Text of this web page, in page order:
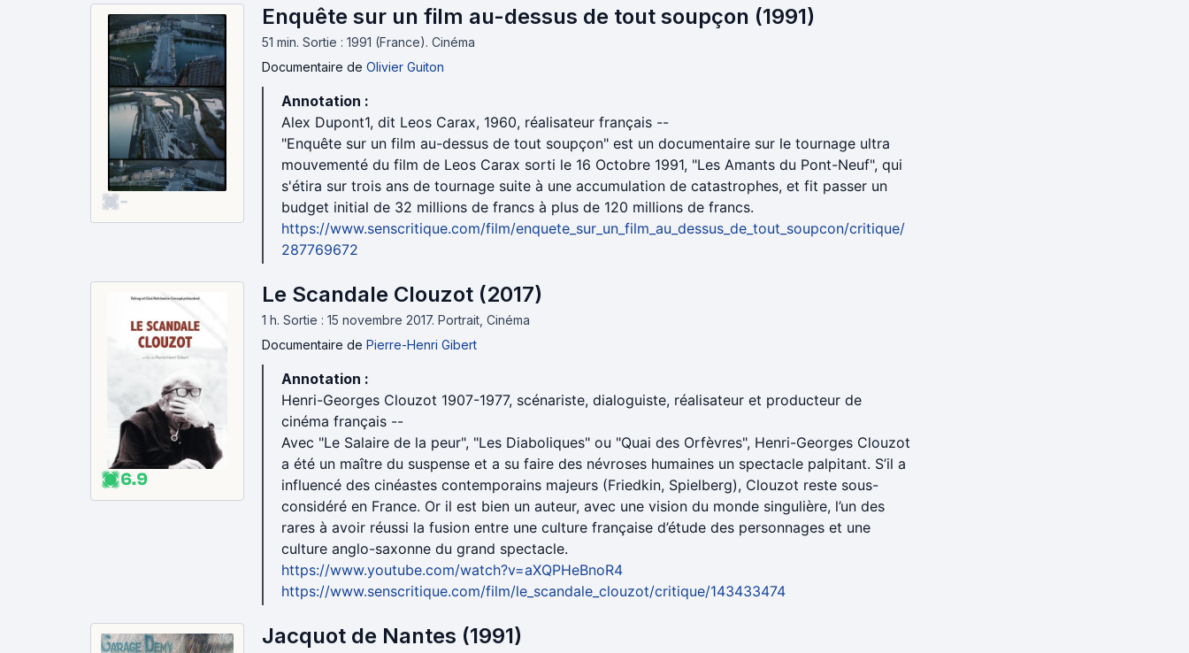
-
Enquête sur un film au-dessus de tout soupçon (1991)
51 min. Sortie : 1991 (France). Cinéma
Documentaire de Olivier Guiton
Annotation :
Alex Dupont1, dit Leos Carax, 1960, réalisateur français --
"Enquête sur un film au-dessus de tout soupçon" est un documentaire sur le tournage ultra
mouvementé du film de Leos Carax sorti le 16 Octobre 1991, "Les Amants du Pont-Neuf", qui
s'étira sur trois ans de tournage suite à une accumulation de catastrophes, et fit passer un
budget initial de 32 millions de francs à plus de 120 millions de francs.
https://www.senscritique.com/film/enquete_sur_un_film_au_dessus_de_tout_soupcon/critique/
287769672
6.9
Le Scandale Clouzot (2017)
1 h. Sortie : 15 novembre 2017. Portrait, Cinéma
Documentaire de Pierre-Henri Gibert
Annotation :
Henri-Georges Clouzot 1907-1977, scénariste, dialoguiste, réalisateur et producteur de
cinéma français --
Avec "Le Salaire de la peur", "Les Diaboliques" ou "Quai des Orfèvres", Henri-Georges Clouzot
a été un maître du suspense et a su faire des névroses humaines un spectacle palpitant. S’il a
influencé des cinéastes contemporains majeurs (Friedkin, Spielberg), Clouzot reste sous-
considéré en France. Or il est bien un auteur, avec une vision du monde singulière, l’un des
rares à avoir réussi la fusion entre une culture française d’étude des personnages et une
culture anglo-saxonne du grand spectacle.
https://www.youtube.com/watch?v=aXQPHeBnoR4
https://www.senscritique.com/film/le_scandale_clouzot/critique/143433474
Jacquot de Nantes (1991)